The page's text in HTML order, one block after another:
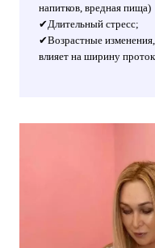
напитков, вредная пища)
✔Длительный стресс;
✔Возрастные
влияет на ширину